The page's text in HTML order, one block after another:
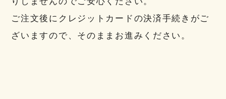
ご注文後にクレジットカードの決済手続きがご
ざいますので、そのままお進みください。